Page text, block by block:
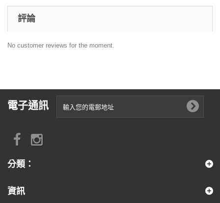
評論
No customer reviews for the moment.
電子通訊
分類：
資訊